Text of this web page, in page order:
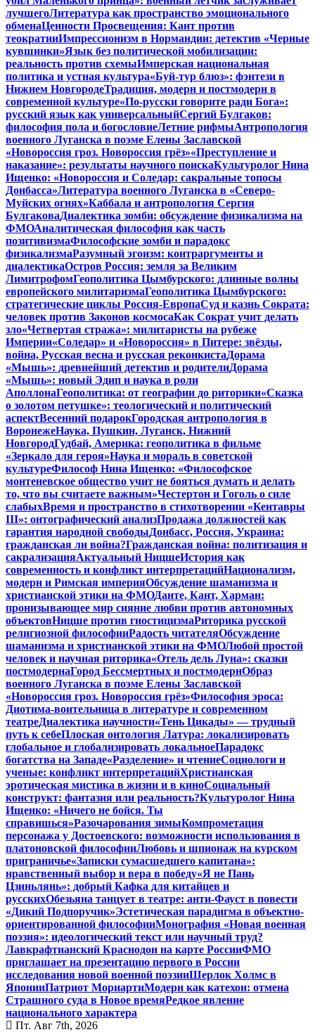
лучшегоЛитература как пространство эмоционального
обменаЦенности Просвещения: Кант против
теократииИмпрессионизм в Нормандии: детектив «Черные
кувшинки»Язык без политической мобилизации:
реальность против схемыИмперская национальная
политика и устная культура«Буй-тур блюз»: фэнтези в
Нижнем НовгородеТрадиция, модерн и постмодерн в
современной культуре«По-русски говорите ради Бога»:
русский язык как универсальныйСергий Булгаков:
философия пола и богословиеЛетние рифмыАнтропология
военного Луганска в поэме Елены Заславской
«Новороссия гроз. Новороссия грёз»«Преступление и
наказание»: результаты научного поискаКультуролог Нина
Ищенко: «Новороссия и Соледар: сакральные топосы
Донбасса»Литература военного Луганска в «Северо-
Муйских огнях»Каббала и антропология Сергия
БулгаковаДиалектика зомби: обсуждение физикализма на
ФМОАналитическая философия как часть
позитивизмаФилософские зомби и парадокс
физикализмаРазумный эгоизм: контраргументы и
диалектикаОстров Россия: земля за Великим
ЛимитрофомГеополитика Цымбурского: длинные волны
европейского милитаризмаГеополитика Цымбурского:
стратегические циклы Россия-ЕвропаСуд и казнь Сократа:
человек против Законов космосаКак Сократ учит делать
зло«Четвертая стража»: милитаристы на рубеже
Империи«Соледар» и «Новороссия» в Питере: звёзды,
война, Русская весна и русская реконкистаДорама
«Мышь»: древнейший детектив и родителиДорама
«Мышь»: новый Эдип и наука в роли
АполлонаГеополитика: от географии до риторики«Сказка
о золотом петушке»: теологический и политический
аспектВесенний подарокГородская антропология в
ВоронежеНаука, Пушкин, Луганск, Нижний
НовгородГудбай, Америка: геополитика в фильме
«Зеркало для героя»Наука и мораль в советской
культуреФилософ Нина Ищенко: «Философское
монтеневское общество учит не бояться думать и делать
то, что вы считаете важным»Честертон и Гоголь о силе
слабыхВремя и пространство в стихотворении «Кентавры
III»: онтографический анализПродажа должностей как
гарантия народной свободыДонбасс, Россия, Украина:
гражданская ли война?Гражданская война: политизация и
сакрализацияАктуальный НицшеИстория как
современность и конфликт интерпретацийНационализм,
модерн и Римская империяОбсуждение шаманизма и
христианской этики на ФМОДанте, Кант, Харман:
пронизывающее мир сияние любви против автономных
объектовНицше против гностицизмаРиторика русской
религиозной философииРадость читателяОбсуждение
шаманизма и христианской этики на ФМОЛюбой простой
человек и научная риторика«Отель дель Луна»: сказки
постмодернаГород Бессмертных и постмодернОбраз
военного Луганска в поэме Елены Заславской
«Новороссия гроз. Новороссия грёз»Философия эроса:
Диотима-воительница в литературе и современном
театреДиалектика научности«Тень Цикады» — трудный
путь к себеПлоская онтология Латура: локализировать
глобальное и глобализировать локальноеПарадокс
богатства на Западе«Разделение» и чтениеСоциологи и
ученые: конфликт интерпретацийХристианская
эротическая мистика в жизни и в киноСоциальный
конструкт: фантазия или реальность?Культуролог Нина
Ищенко: «Ничего не бойся. Ты
справишься»Разочарования зимыКомпрометация
персонажа у Достоевского: возможности использования в
платоновской философииЛюбовь и шпионаж на курском
приграничье«Записки сумасшедшего капитана»:
нравственный выбор и вера в победу«Я не Пань
Цзиньлянь»: добрый Кафка для китайцев и
русскихОбезьяна танцует в театре: анти-Фауст в повести
«Дикий Подпоручик»Эстетическая парадигма в объектно-
ориентированной философииМонография «Новая военная
поэзия»: идеологический текст или научный труд?
Лавкрафтианский Краснодон на карте РоссииФМО
приглашает на презентацию первого в России
исследования новой военной поэзииШерлок Холмс в
ЯпонииПатриот МориартиМодерн как катехон: отмена
Страшного суда в Новое времяРедкое явление
национального характера
Пт. Авг 7th, 2026